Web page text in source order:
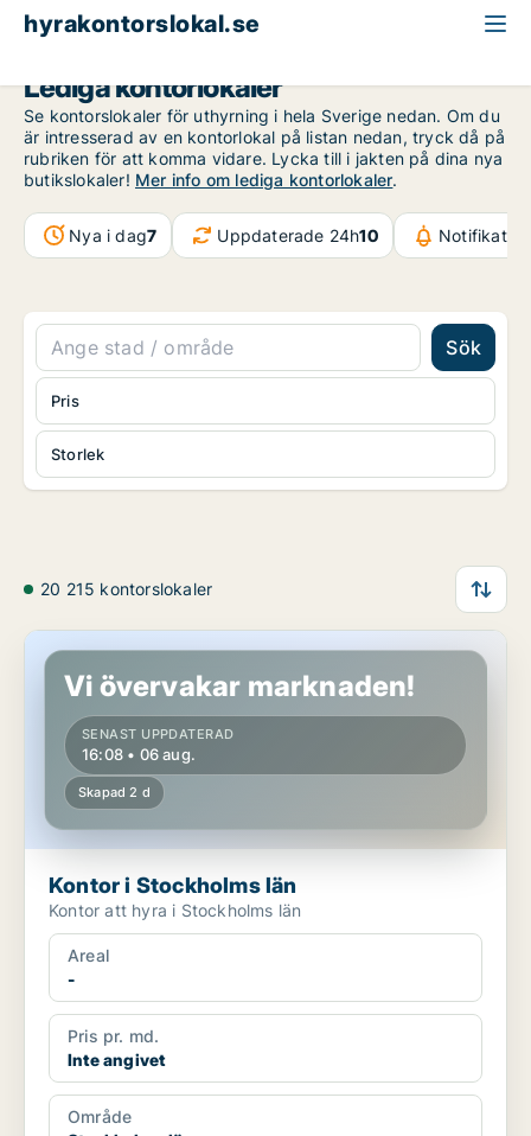
hyrakontorslokal.se
Lediga kontorlokaler
Se kontorslokaler för uthyrning i hela Sverige nedan. Om du
är intresserad av en kontorlokal på listan nedan, tryck då på
rubriken för att komma vidare. Lycka till i jakten på dina nya
butikslokaler! Mer info om lediga kontorlokaler.
Nya i dag7 Uppdaterade 24h10
Sök
Storlek
Pris
20 215 kontorslokaler
Kontor i Stockholms län
Vi övervakar marknaden!
SENAST UPPDATERAD
16:08 • 06 aug.
Skapad 2 d
Kontor i Stockholms län
Kontor att hyra i Stockholms län
Areal
-
Pris pr. md.
Inte angivet
Område